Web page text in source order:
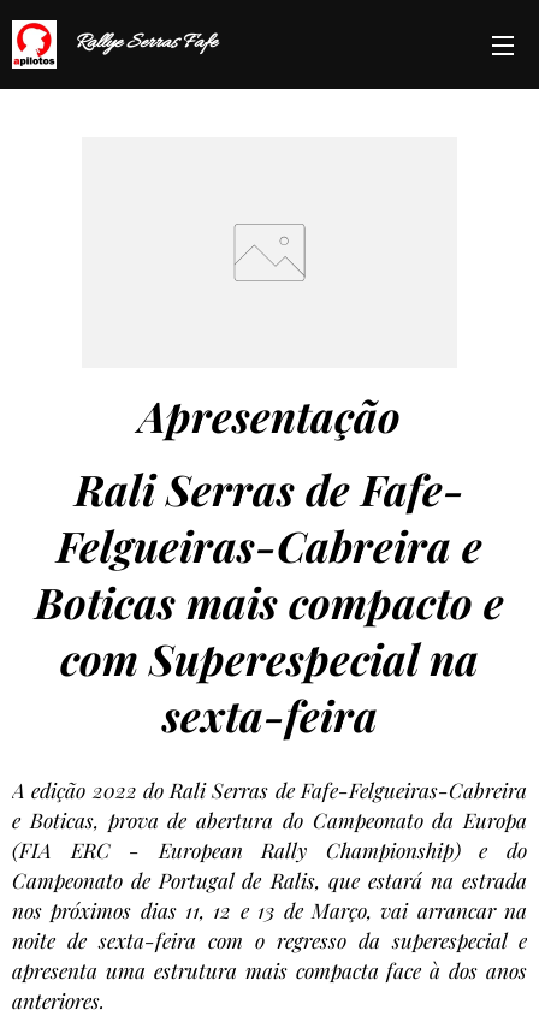
Rallye Serras Fafe
Apresentação
Rali Serras de Fafe-
Felgueiras-Cabreira e
Boticas mais compacto e
com Superespecial na
sexta-feira
A edição 2022 do Rali Serras de Fafe-Felgueiras-Cabreira
e Boticas, prova de abertura do Campeonato da Europa
(FIA ERC - European Rally Championship) e do
Campeonato de Portugal de Ralis, que estará na estrada
nos próximos dias 11, 12 e 13 de Março, vai arrancar na
noite de sexta-feira com o regresso da superespecial e
apresenta uma estrutura mais compacta face à dos anos
anteriores.